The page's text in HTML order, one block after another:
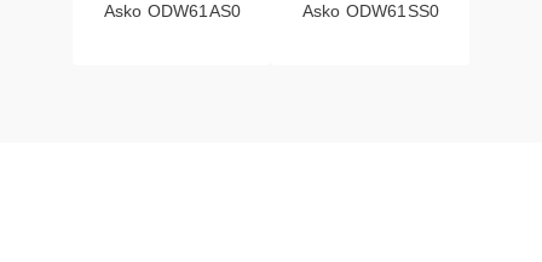
Asko ODW61AS0
Asko ODW61SS0